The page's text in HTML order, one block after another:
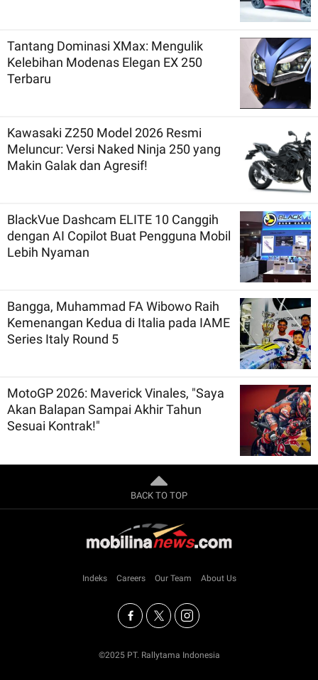
Tantang Dominasi XMax: Mengulik
Kelebihan Modenas Elegan EX 250
Terbaru
Kawasaki Z250 Model 2026 Resmi
Meluncur: Versi Naked Ninja 250 yang
Makin Galak dan Agresif!
BlackVue Dashcam ELITE 10 Canggih
dengan AI Copilot Buat Pengguna Mobil
Lebih Nyaman
Bangga, Muhammad FA Wibowo Raih
Kemenangan Kedua di Italia pada IAME
Series Italy Round 5
MotoGP 2026: Maverick Vinales, "Saya
Akan Balapan Sampai Akhir Tahun
Sesuai Kontrak!"
BACK TO TOP
Indeks Careers Our Team About Us
©2025 PT. Rallytama Indonesia